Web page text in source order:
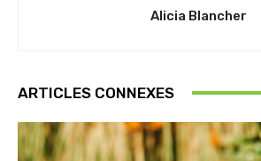
Alicia Blancher
ARTICLES CONNEXES